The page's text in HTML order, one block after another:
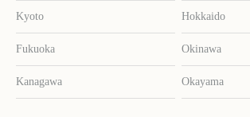
Kyoto Hokkaido
Fukuoka Okinawa
Kanagawa Okayama